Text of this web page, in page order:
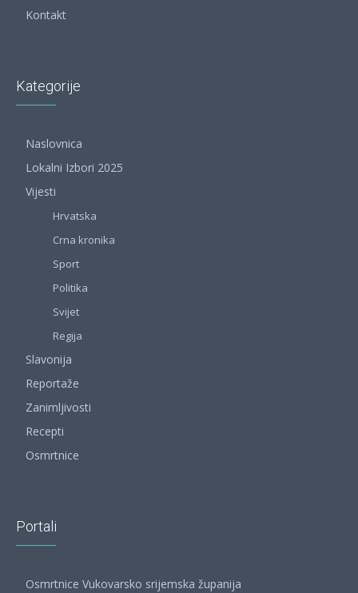
Kontakt
Kategorije
Naslovnica
Lokalni Izbori 2025
Vijesti
Hrvatska
Crna kronika
Sport
Politika
Svijet
Regija
Slavonija
Reportaže
Zanimljivosti
Recepti
Osmrtnice
Portali
Osmrtnice Vukovarsko srijemska županija